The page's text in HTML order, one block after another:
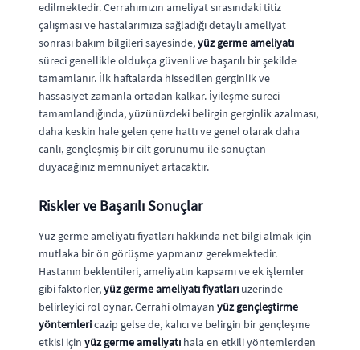
edilmektedir. Cerrahımızın ameliyat sırasındaki titiz
çalışması ve hastalarımıza sağladığı detaylı ameliyat
sonrası bakım bilgileri sayesinde,yüz germe ameliyatı
süreci genellikle oldukça güvenli ve başarılı bir şekilde
tamamlanır. İlk haftalarda hissedilen gerginlik ve
hassasiyet zamanla ortadan kalkar. İyileşme süreci
tamamlandığında, yüzünüzdeki belirgin gerginlik azalması,
daha keskin hale gelen çene hattı ve genel olarak daha
canlı, gençleşmiş bir cilt görünümü ile sonuçtan
duyacağınız memnuniyet artacaktır.
Riskler ve Başarılı Sonuçlar
Yüz germe ameliyatı fiyatları hakkında net bilgi almak için
mutlaka bir ön görüşme yapmanız gerekmektedir.
Hastanın beklentileri, ameliyatın kapsamı ve ek işlemler
gibi faktörler,yüz germe ameliyatı fiyatları üzerinde
belirleyici rol oynar. Cerrahi olmayan yüz gençleştirme
yöntemlericazip gelse de, kalıcı ve belirgin bir gençleşme
etkisi için yüz germe ameliyatı hala en etkili yöntemlerden